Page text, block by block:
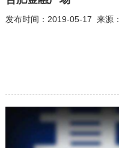
发布时间：2019-05-17 来源：